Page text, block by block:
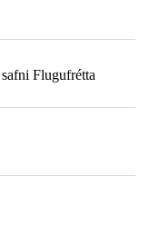
Flugufrétta